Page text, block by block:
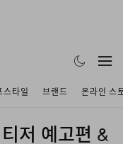
스타일 브랜드 온라인 스
저 예고편 &